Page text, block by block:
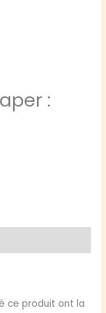
:
ce produit ont la